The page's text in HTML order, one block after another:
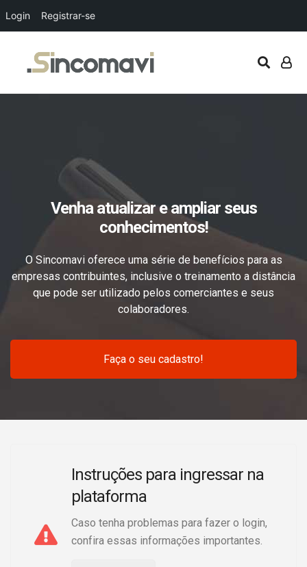
Login Registrar-se
Venha atualizar e ampliar seus
conhecimentos!
O Sincomavi oferece uma série de benefícios para as
empresas contribuintes, inclusive o treinamento a distância
que pode ser utilizado pelos comerciantes e seus
colaboradores.
Faça o seu cadastro!
Instruções para ingressar na
plataforma
Caso tenha problemas para fazer o login,
confira essas informações importantes.